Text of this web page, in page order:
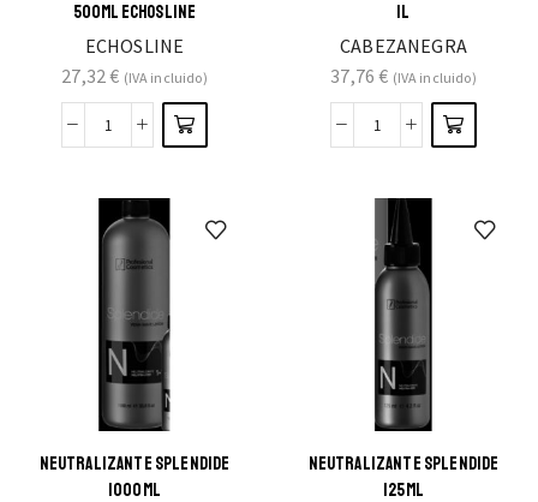
500ML ECHOSLINE
ECHOSLINE
27,32€ (IVA incluido)
1L
CABEZANEGRA
37,76€ (IVA incluido)
NEUTRALIZANTE SPLENDIDE
1000ML
NEUTRALIZANTE SPLENDIDE
125ML